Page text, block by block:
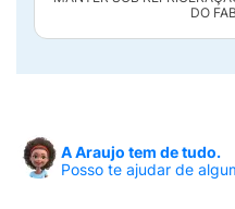
DO
A Araujo tem de tudo.
Posso te ajudar de